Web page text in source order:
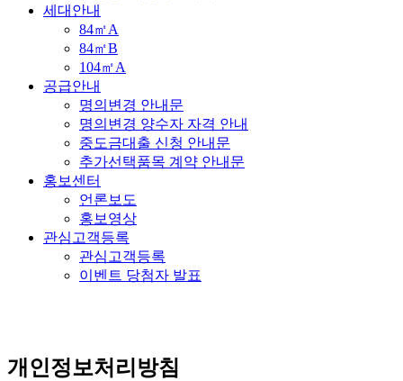
세대안내
84㎡A
84㎡B
104㎡A
공급안내
명의변경 안내문
명의변경 양수자 자격 안내
중도금대출 신청 안내문
추가선택품목 계약 안내문
홍보센터
언론보도
홍보영상
관심고객등록
관심고객등록
이벤트 당첨자 발표
개인정보처리방침